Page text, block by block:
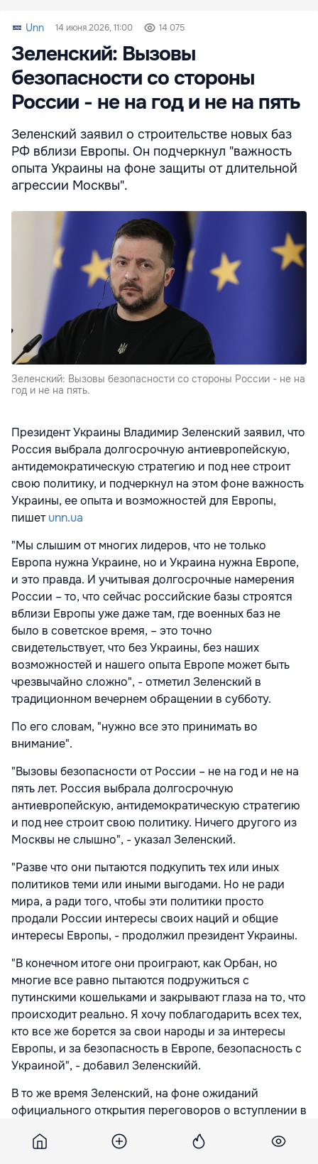
Unn 14 июня 2026, 11:00 14 075
Зеленский: Вызовы
безопасности со стороны
России - не на год и не на пять
Зеленский заявил о строительстве новых баз
РФ вблизи Европы. Он подчеркнул "важность
опыта Украины на фоне защиты от длительной
агрессии Москвы".
Зеленский: Вызовы безопасности со стороны России - не на
год и не на пять.
Президент Украины Владимир Зеленский заявил, что
Россия выбрала долгосрочную антиевропейскую,
антидемократическую стратегию и под нее строит
свою политику, и подчеркнул на этом фоне важность
Украины, ее опыта и возможностей для Европы,
пишетunn.ua
"Мы слышим от многих лидеров, что не только
Европа нужна Украине, но и Украина нужна Европе,
и это правда. И учитывая долгосрочные намерения
России – то, что сейчас российские базы строятся
вблизи Европы уже даже там, где военных баз не
было в советское время, – это точно
свидетельствует, что без Украины, без наших
возможностей и нашего опыта Европе может быть
чрезвычайно сложно", - отметил Зеленский в
традиционном вечернем обращении в субботу.
По его словам, "нужно все это принимать во
внимание".
"Вызовы безопасности от России – не на год и не на
пять лет. Россия выбрала долгосрочную
антиевропейскую, антидемократическую стратегию
и под нее строит свою политику. Ничего другого из
Москвы не слышно", - указал Зеленский.
"Разве что они пытаются подкупить тех или иных
политиков теми или иными выгодами. Но не ради
мира, а ради того, чтобы эти политики просто
продали России интересы своих наций и общие
интересы Европы, - продолжил президент Украины.
"В конечном итоге они проиграют, как Орбан, но
многие все равно пытаются подружиться с
путинскими кошельками и закрывают глаза на то, что
происходит реально. Я хочу поблагодарить всех тех,
кто все же борется за свои народы и за интересы
Европы, и за безопасность в Европе, безопасность с
Украиной", - добавил Зеленскийй.
В то же время Зеленский, на фоне ожиданий
официального открытия переговоров о вступлении в
"персонально поблагодарить президента